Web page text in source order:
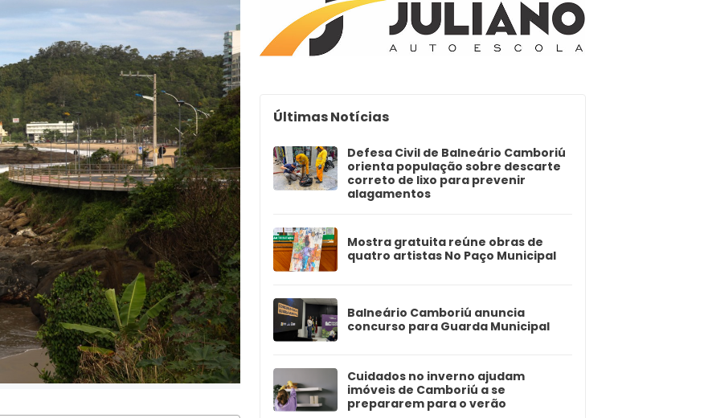
Últimas Notícias
Defesa Civil de Balneário Camboriú
orienta população sobre descarte
correto de lixo para prevenir
alagamentos
Mostra gratuita reúne obras de
quatro artistas No Paço Municipal
Balneário Camboriú anuncia
concurso para Guarda Municipal
Cuidados no inverno ajudam
imóveis de Camboriú a se
prepararem para o verão